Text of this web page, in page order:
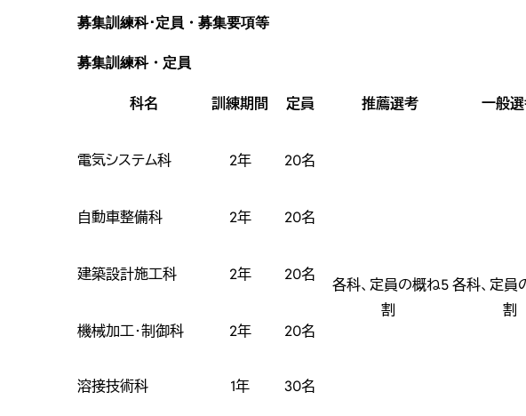
募集訓練科･定員・募集要項等
募集訓練科・定員
科名 訓練期間 定員 推薦選考 一般
電気システム科 2年 20名
各科、定員の概ね5
割
各科、定員
割
自動車整備科 2年 20名
建築設計施工科 2年 20名
機械加工･制御科 2年 20名
溶接技術科 1年 30名